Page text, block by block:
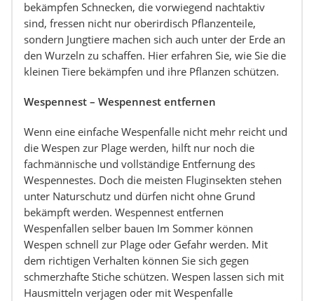
bekämpfen Schnecken, die vorwiegend nachtaktiv
sind, fressen nicht nur oberirdisch Pflanzenteile,
sondern Jungtiere machen sich auch unter der Erde an
den Wurzeln zu schaffen. Hier erfahren Sie, wie Sie die
kleinen Tiere bekämpfen und ihre Pflanzen schützen.
Wespennest – Wespennest entfernen
Wenn eine einfache Wespenfalle nicht mehr reicht und
die Wespen zur Plage werden, hilft nur noch die
fachmännische und vollständige Entfernung des
Wespennestes. Doch die meisten Fluginsekten stehen
unter Naturschutz und dürfen nicht ohne Grund
bekämpft werden. Wespennest entfernen
Wespenfallen selber bauen Im Sommer können
Wespen schnell zur Plage oder Gefahr werden. Mit
dem richtigen Verhalten können Sie sich gegen
schmerzhafte Stiche schützen. Wespen lassen sich mit
Hausmitteln verjagen oder mit Wespenfalle